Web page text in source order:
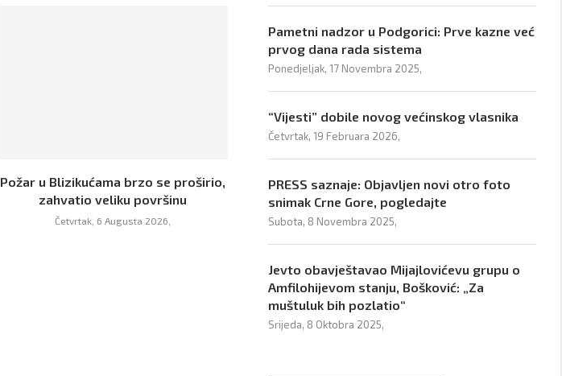
Požar u Blizikućama brzo se proširio,
zahvatio veliku površinu
Četvrtak, 6 Augusta 2026,
Pametni nadzor u Podgorici: Prve kazne već
prvog dana rada sistema
Ponedjeljak, 17 Novembra 2025,
“Vijesti” dobile novog većinskog vlasnika
Četvrtak, 19 Februara 2026,
PRESS saznaje: Objavljen novi otro foto
snimak Crne Gore, pogledajte
Subota, 8 Novembra 2025,
Jevto obavještavao Mijajlovićevu grupu o
Amfilohijevom stanju, Bošković: „Za
muštuluk bih pozlatio“
Srijeda, 8 Oktobra 2025,